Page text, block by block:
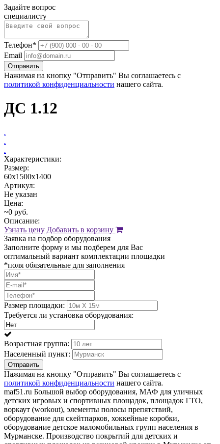
Задайте вопрос
специалисту
Телефон*
Email
Отправить
Нажимая на кнопку "Отправить" Вы соглашаетесь с
политикой конфиденциальности нашего сайта.
ДС 1.12
.
.
.
Характеристики:
Размер:
60х1500х1400
Артикул:
Не указан
Цена:
~0 руб.
Описание:
Узнать цену Добавить в корзину
Заявка на подбор оборудования
Заполните форму и мы подберем для Вас
оптимальный вариант комплектации площадки
*поля обязательные для заполнения
Размер площадки:
Требуется ли установка оборудования:
Возрастная группа:
Населенный пункт:
Отправить
Нажимая на кнопку "Отправить" Вы соглашаетесь с
политикой конфиденциальности нашего сайта.
maf51.ru Большой выбор оборудования, МАФ для уличных
детских игровых и спортивных площадок, площадок ГТО,
воркаут (workout), элементы полосы препятствий,
оборудование для скейтпарков, хоккейные коробки,
оборудование детское маломобильных групп населения в
Мурманске. Производство покрытий для детских и